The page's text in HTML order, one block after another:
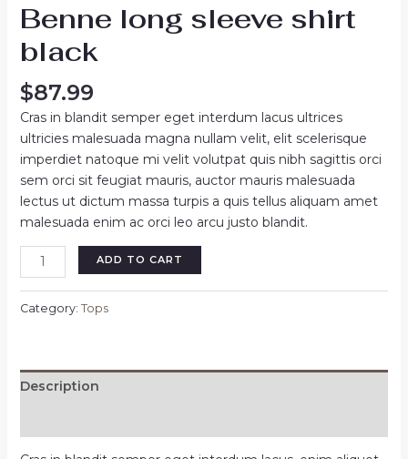
Benne long sleeve shirt
black
$87.99
Cras in blandit semper eget interdum lacus ultrices
ultricies malesuada magna nullam velit, elit scelerisque
imperdiet natoque mi velit volutpat quis nibh sagittis orci
sem orci sit feugiat mauris, auctor mauris malesuada
lectus ut dictum massa turpis a quis tellus aliquam amet
malesuada enim ac orci leo arcu justo blandit.
Benne
long
sleeve
shirt
ADD TO CART
Category: Tops
Description